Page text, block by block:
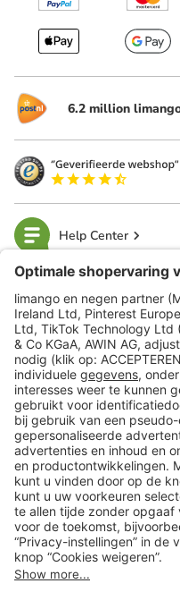
6.2 million
Help Center
limango
Veilig winkelen
Klantenservice
Shop
Acties